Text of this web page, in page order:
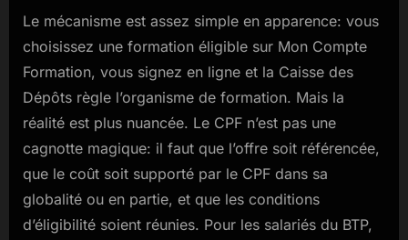
Le mécanisme est assez simple en apparence: vous
choisissez une formation éligible sur Mon Compte
Formation, vous signez en ligne et la Caisse des
Dépôts règle l’organisme de formation. Mais la
réalité est plus nuancée. Le CPF n’est pas une
cagnotte magique: il faut que l’offre soit référencée,
que le coût soit supporté par le CPF dans sa
globalité ou en partie, et que les conditions
d’éligibilité soient réunies. Pour les salariés du BTP,